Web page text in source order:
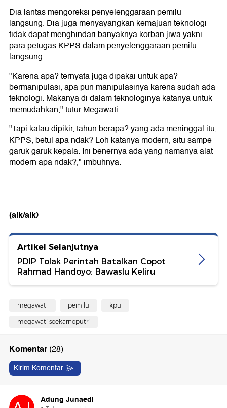
Dia lantas mengoreksi penyelenggaraan pemilu
langsung. Dia juga menyayangkan kemajuan teknologi
tidak dapat menghindari banyaknya korban jiwa yakni
para petugas KPPS dalam penyelenggaraan pemilu
langsung.
"Karena apa? ternyata juga dipakai untuk apa?
bermanipulasi, apa pun manipulasinya karena sudah ada
teknologi. Makanya di dalam teknologinya katanya untuk
memudahkan," tutur Megawati.
"Tapi kalau dipikir, tahun berapa? yang ada meninggal itu,
KPPS, betul apa ndak? Loh katanya modern, situ sampe
garuk garuk kepala. Ini benernya ada yang namanya alat
modern apa ndak?," imbuhnya.
(aik/aik)
Artikel Selanjutnya
PDIP Tolak Perintah Batalkan Copot
Rahmad Handoyo: Bawaslu Keliru
megawati pemilu kpu
megawati soekarnoputri